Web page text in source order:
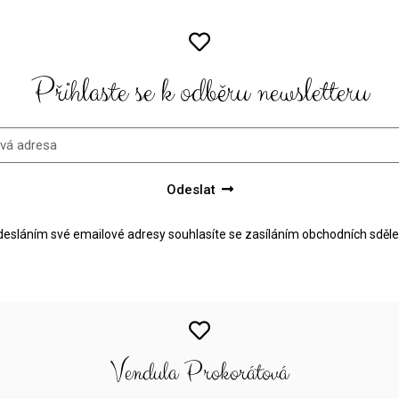
Přihlaste se k odběru newsletteru
Odeslat
své emailové adresy souhlasíte se zasíláním obchodních
Vendula Prokorátová